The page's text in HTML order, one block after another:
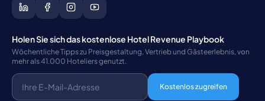
Holen Sie sich das kostenlose Hotel Revenue Playbook
Wöchentliche Tipps zu Preisgestaltung, Vertrieb und Gästeerlebnis, von
mehr als 41.000 Hoteliers genutzt.
Kostenlos zugreifen